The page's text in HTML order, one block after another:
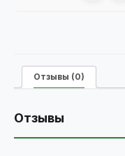
Отзывы (0)
Отзывы